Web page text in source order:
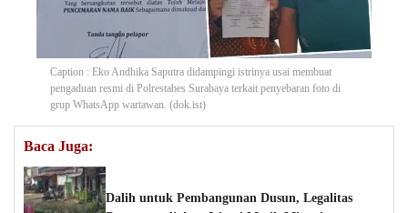
Caption : Eko Andhika Saputra didampingi istrinya usai membuat
pengaduan resmi di Polrestabes Surabaya terkait penyebaran foto di
grup WhatsApp wartawan. (dok.ist)
Baca Juga:
Dalih untuk Pembangunan Dusun, Legalitas